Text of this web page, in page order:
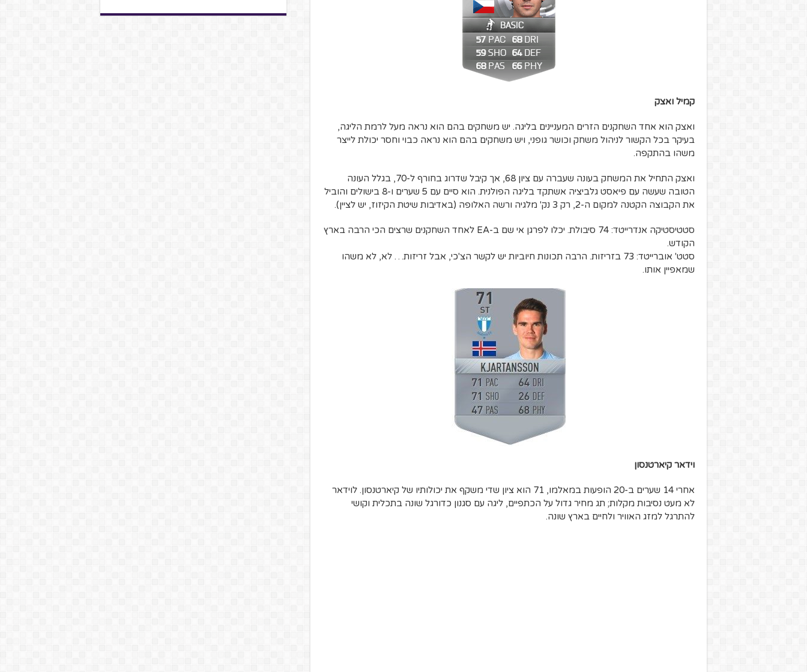
קמיל ואצק
ואצק הוא אחד השחקנים הזרים המעניינים בליגה. יש משחקים בהם הוא נראה מעל לרמת הליגה,
בעיקר בכל הקשור לניהול משחק וכושר גופני, ויש משחקים בהם הוא נראה כבוי וחסר יכולת לייצר
משהו בהתקפה.
ואצק התחיל את המשחק בעונה שעברה עם ציון 68, אך קיבל שדרוג בחורף ל-70, בגלל העונה
הטובה שעשה עם פיאסט גלביציה אשתקד בליגה הפולנית. הוא סיים עם 5 שערים ו-8 בישולים והוביל
את הקבוצה הקטנה למקום ה-2, רק 3 נק' מלגיה ורשה האלופה (באדיבות שיטת הקיזוז, יש לציין).
סטטיסטיקה אנדרייטד: 74 סיבולת. יכלו לפרגן אי שם ב-EA לאחד השחקנים שרצים הכי הרבה בארץ
הקודש.
סטט' אוברייטד: 73 בזריזות. הרבה תכונות חיוביות יש לקשר הצ'כי, אבל זריזות… לא, לא משהו
שמאפיין אותו.
וידאר קיארטנסון
אחרי 14 שערים ב-20 הופעות במאלמו, 71 הוא ציון שדי משקף את יכולותיו של קיארטנסון. לוידאר
לא מעט נסיבות מקלות; תג מחיר גדול על הכתפיים, ליגה עם סגנון כדורגל שונה בתכלית וקושי
להתרגל למזג האוויר ולחיים בארץ שונה.